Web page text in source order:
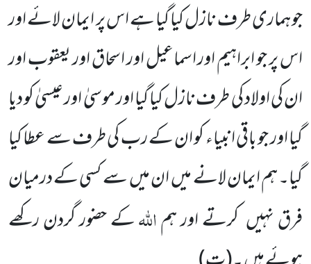
جو ہماری طرف نازل کیا گیا ہے اس پر ایمان لائے اور
اس پر جو ابراہیم اور اسماعیل اور اسحاق اور یعقوب اور
ان کی اولاد کی طرف نازل کیا گیا اور موسیٰ اور عیسیٰ کو دیا
گیا اور جو باقی انبیاء کو ان کے رب کی طرف سے عطا کیا
گیا۔ ہم ایمان لانے میں ان میں سے کسی کے درمیان
فرق نہیں کرتے اور ہماللّٰہکے حضور گردن رکھے